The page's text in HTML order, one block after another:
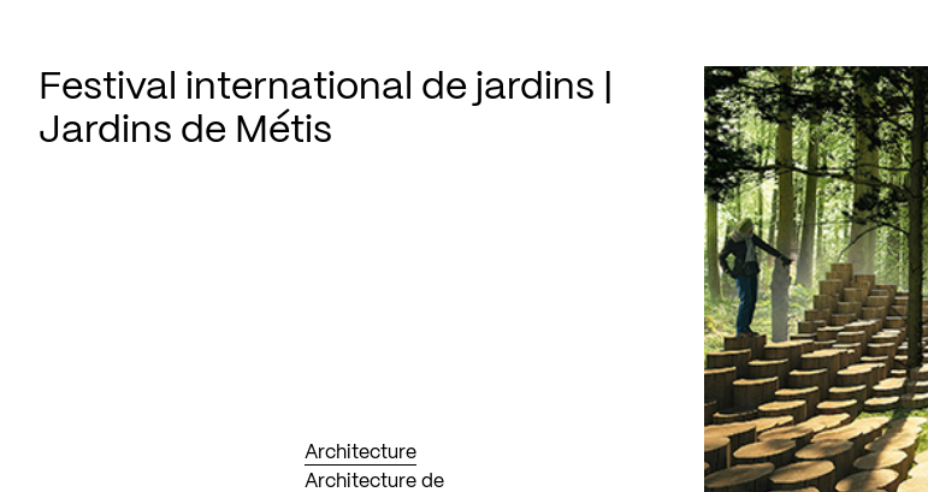
Festival international de jardins |
Jardins de Métis
Architecture
Architecture de